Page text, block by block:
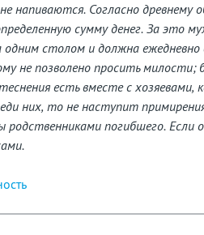
напиваются. Согласно
сумму денег. За это
одним столом и должна
не позволено просить
есть вместе с хозяевами,
них, то не наступит
родственниками погибшего. Если